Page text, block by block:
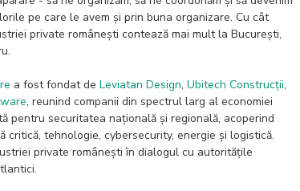
pe care le avem și prin buna organizare. Cu cât
private românești contează mai mult la București,
a fost fondat de Leviatan Design, Ubitech Construcții,
, reunind companii din spectrul larg al economiei
pentru securitatea națională și regională, acoperind
tehnologie, cybersecurity, energie și logistică.
private românești în dialogul cu autoritățile